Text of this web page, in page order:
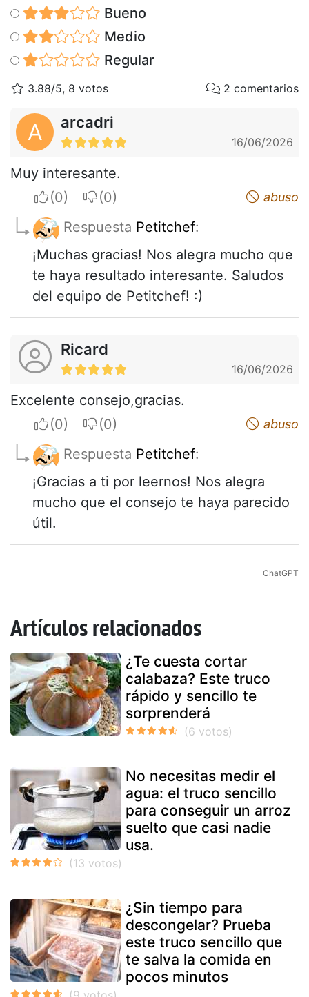
Bueno
Medio
Regular
3.88/5, 8 votos 2 comentarios
A arcadri
16/06/2026
Muy interesante.
I apreciateI do not appreciate abuso
Respuesta Petitchef:
¡Muchas gracias! Nos alegra mucho que
te haya resultado interesante. Saludos
del equipo de Petitchef! :)
Ricard
16/06/2026
Excelente consejo,gracias.
I apreciateI do not appreciate abuso
Respuesta Petitchef:
¡Gracias a ti por leernos! Nos alegra
mucho que el consejo te haya parecido
útil.
ChatGPT
Artículos relacionados
¿Te cuesta cortar
calabaza? Este truco
rápido y sencillo te
sorprenderá
No necesitas medir el
agua: el truco sencillo
para conseguir un arroz
suelto que casi nadie
usa.
¿Sin tiempo para
descongelar? Prueba
este truco sencillo que
te salva la comida en
pocos minutos